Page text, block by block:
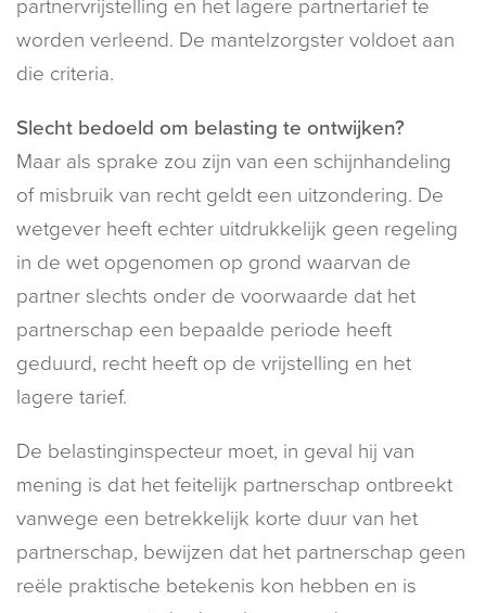
partnervrijstelling en het lagere partnertarief te
worden verleend. De mantelzorgster voldoet aan
die criteria.
Slecht bedoeld om belasting te ontwijken?
Maar als sprake zou zijn van een schijnhandeling
of misbruik van recht geldt een uitzondering. De
wetgever heeft echter uitdrukkelijk geen regeling
in de wet opgenomen op grond waarvan de
partner slechts onder de voorwaarde dat het
partnerschap een bepaalde periode heeft
geduurd, recht heeft op de vrijstelling en het
lagere tarief.
De belastinginspecteur moet, in geval hij van
mening is dat het feitelijk partnerschap ontbreekt
vanwege een betrekkelijk korte duur van het
partnerschap, bewijzen dat het partnerschap geen
reële praktische betekenis kon hebben en is